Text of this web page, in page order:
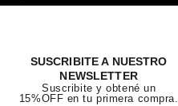
SUSCRIBITE A NUESTRO
NEWSLETTER
Suscribite y obtené un
15%OFF en tu primera compra.